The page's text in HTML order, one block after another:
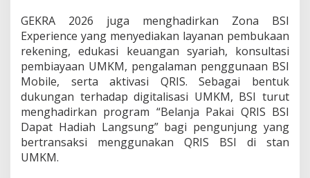
GEKRA 2026 juga menghadirkan Zona BSI
Experience yang menyediakan layanan pembukaan
rekening, edukasi keuangan syariah, konsultasi
pembiayaan UMKM, pengalaman penggunaan BSI
Mobile, serta aktivasi QRIS. Sebagai bentuk
dukungan terhadap digitalisasi UMKM, BSI turut
menghadirkan program “Belanja Pakai QRIS BSI
Dapat Hadiah Langsung” bagi pengunjung yang
bertransaksi menggunakan QRIS BSI di stan
UMKM.